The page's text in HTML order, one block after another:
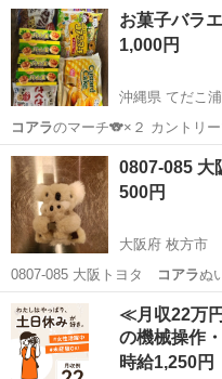
お菓子バラ
1,000円
沖縄県 てだこ
コアラ
沖縄 沖縄市 てだこ浦西
0807-085
500円
大阪府 枚方市
0807-085 大阪トヨタ
コアラ
大阪 枚方市 おもちゃ
≪月収22万
の機械操作
時給1,250円